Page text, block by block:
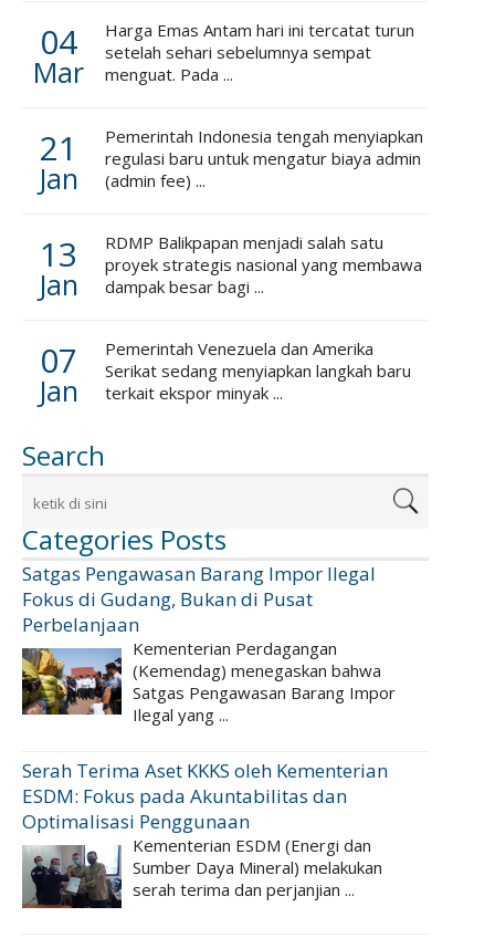
04
Mar
Harga Emas Antam hari ini tercatat turun
setelah sehari sebelumnya sempat
menguat. Pada ...
21
Jan
Pemerintah Indonesia tengah menyiapkan
regulasi baru untuk mengatur biaya admin
(admin fee) ...
13
Jan
RDMP Balikpapan menjadi salah satu
proyek strategis nasional yang membawa
dampak besar bagi ...
07
Jan
Pemerintah Venezuela dan Amerika
Serikat sedang menyiapkan langkah baru
terkait ekspor minyak ...
Search
Categories Posts
Satgas Pengawasan Barang Impor Ilegal
Fokus di Gudang, Bukan di Pusat
Perbelanjaan
Kementerian Perdagangan
(Kemendag) menegaskan bahwa
Satgas Pengawasan Barang Impor
Ilegal yang ...
Serah Terima Aset KKKS oleh Kementerian
ESDM: Fokus pada Akuntabilitas dan
Optimalisasi Penggunaan
Kementerian ESDM (Energi dan
Sumber Daya Mineral) melakukan
serah terima dan perjanjian ...